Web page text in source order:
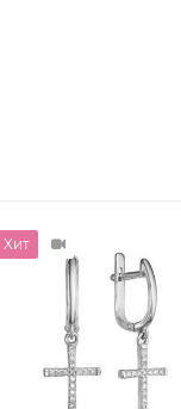
Хит